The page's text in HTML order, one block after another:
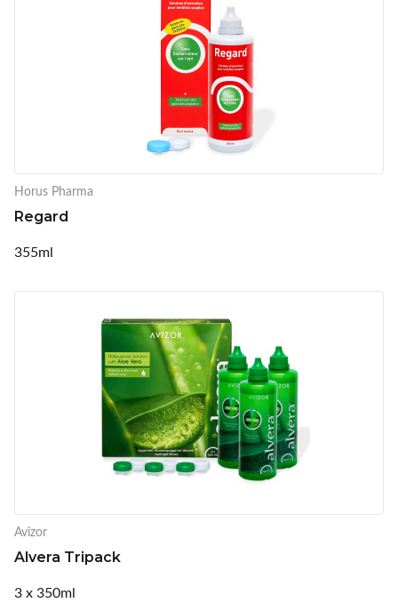
Horus Pharma
Regard
355ml
Avizor
Alvera Tripack
3 x 350ml